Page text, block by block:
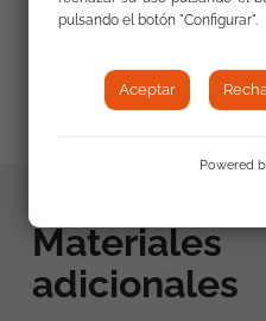
Plataforma por la
Materiales
adicionales
pulsando el botón "Configurar".
Aceptar
Powered